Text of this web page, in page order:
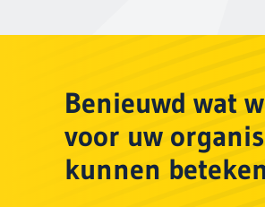
Benieuwd wat
voor uw
kunnen